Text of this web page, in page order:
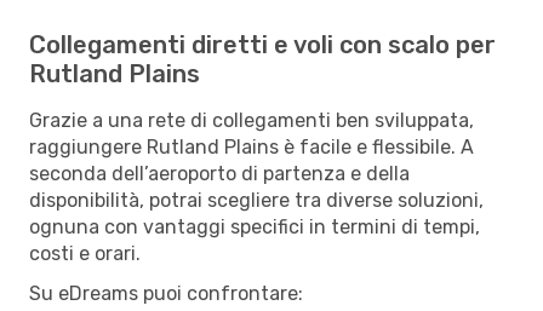
Collegamenti diretti e voli con scalo per
Rutland Plains
Grazie a una rete di collegamenti ben sviluppata,
raggiungere Rutland Plains è facile e flessibile. A
seconda dell’aeroporto di partenza e della
disponibilità, potrai scegliere tra diverse soluzioni,
ognuna con vantaggi specifici in termini di tempi,
costi e orari.
Su eDreams puoi confrontare: